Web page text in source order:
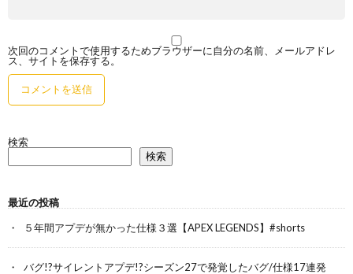
次回のコメントで使用するためブラウザーに自分の名前、メールアドレ
ス、サイトを保存する。
検索
検索
最近の投稿
５年間アプデが無かった仕様３選【APEX LEGENDS】#shorts
バグ!?サイレントアプデ!?シーズン27で発覚したバグ/仕様17連発